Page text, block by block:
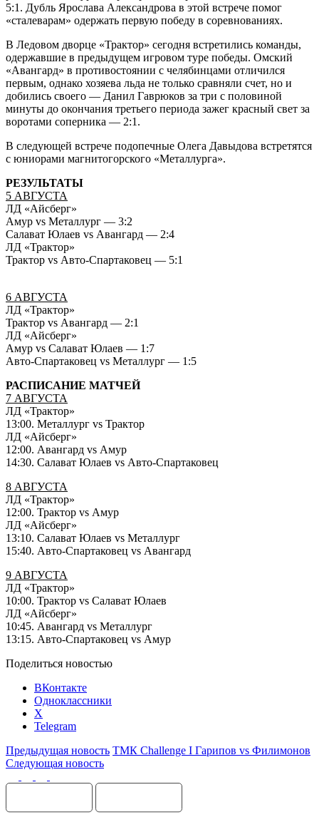
5:1. Дубль Ярослава Александрова в этой встрече помог
«сталеварам» одержать первую победу в соревнованиях.
В Ледовом дворце «Трактор» сегодня встретились команды,
одержавшие в предыдущем игровом туре победы. Омский
«Авангард» в противостоянии с челябинцами отличился
первым, однако хозяева льда не только сравняли счет, но и
добились своего — Данил Гаврюков за три с половиной
минуты до окончания третьего периода зажег красный свет за
воротами соперника — 2:1.
В следующей встрече подопечные Олега Давыдова встретятся
с юниорами магнитогорского «Металлурга».
РЕЗУЛЬТАТЫ
5 АВГУСТА
ЛД «Айсберг»
Амур vs Металлург — 3:2
Салават Юлаев vs Авангард — 2:4
ЛД «Трактор»
Трактор vs Авто-Спартаковец — 5:1
6 АВГУСТА
ЛД «Трактор»
Трактор vs Авангард — 2:1
ЛД «Айсберг»
Амур vs Салават Юлаев — 1:7
Авто-Спартаковец vs Металлург — 1:5
РАСПИСАНИЕ МАТЧЕЙ
7 АВГУСТА
ЛД «Трактор»
13:00. Металлург vs Трактор
ЛД «Айсберг»
12:00. Авангард vs Амур
14:30. Салават Юлаев vs Авто-Спартаковец
8 АВГУСТА
ЛД «Трактор»
12:00. Трактор vs Амур
ЛД «Айсберг»
13:10. Салават Юлаев vs Металлург
15:40. Авто-Спартаковец vs Авангард
9 АВГУСТА
ЛД «Трактор»
10:00. Трактор vs Салават Юлаев
ЛД «Айсберг»
10:45. Авангард vs Металлург
13:15. Авто-Спартаковец vs Амур
Поделиться новостью
ВКонтакте
Одноклассники
X
Telegram
Предыдущая новость ТМК Challenge I Гарипов vs Филимонов
Следующая новость